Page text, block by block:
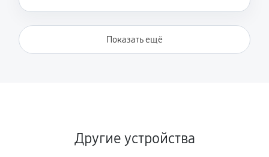
Замена катушки зажигания
650 руб 60 минут
Замена подшипников снегоуборщика Daewoo DAST
Показать ещё
Другие устройства